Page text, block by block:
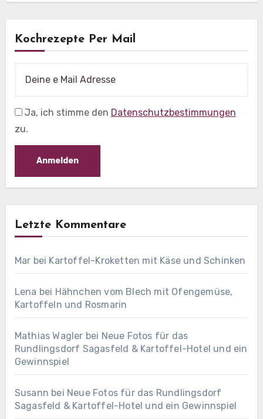
Kochrezepte Per Mail
Ja, ich stimme den Datenschutzbestimmungen
zu.
Letzte Kommentare
Mar bei Kartoffel-Kroketten mit Käse und Schinken
Lena bei Hähnchen vom Blech mit Ofengemüse,
Kartoffeln und Rosmarin
Mathias Wagler bei Neue Fotos für das
Rundlingsdorf Sagasfeld & Kartoffel-Hotel und ein
Gewinnspiel
Susann bei Neue Fotos für das Rundlingsdorf
Sagasfeld & Kartoffel-Hotel und ein Gewinnspiel